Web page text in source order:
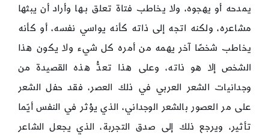
يمدحه أو يهجوه، ولا يخاطب فتاة تعلق بـها وأراد أن يبثها
مشاعره، ولكنه اتجه إلى ذاته كأنه يواسي نفسه، أو كأنه
يخاطب شخصًا آخر يهمه من أمره كل شيء ولا يكون هذا
الشخص إلا هو ذاته، وعلى هذا تعدُّ هذه القصيدة من
وجدانيات الشعر العربي في ذلك العصر، فقد حفل الشعر
على مر العصور بالشعر الوجداني، الذي يؤثر في النفس أيّما
تأثير، ويرجع ذلك إلى صدق التجربة، الذي يجعل الشاعر